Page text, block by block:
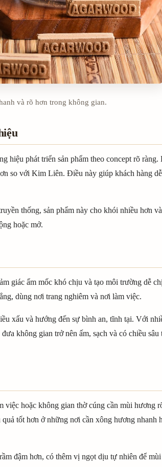
và rõ hơn trong không gian.
hiệu phát triển sản phẩm theo concept rõ ràng.
so với Kim Liên. Điều này giúp khách hàng
thống, sản phẩm này cho khói nhiều hơn
hoặc mở.
giác ẩm mốc khó chịu và tạo môi trường dễ
dùng nơi trang nghiêm và nơi làm việc.
xấu và hướng đến sự bình an, tĩnh tại. Với
không gian trở nên ấm, sạch và có chiều sâu
hoặc không gian thờ cúng cần mùi hương
tốt hơn ở những nơi cần xông hương nhanh
đậm hơn, có thêm vị ngọt dịu tự nhiên để